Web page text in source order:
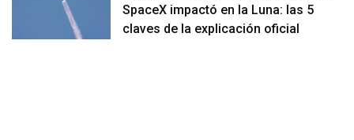
SpaceX impactó en la Luna: las 5
claves de la explicación oficial